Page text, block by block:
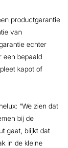
productgarantie
van
echter
een bepaald
kapot of
“We zien dat
bij de
gaat, blijkt dat
in de kleine